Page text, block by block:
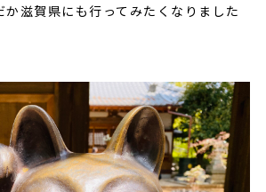
か滋賀県にも行ってみたくなりました